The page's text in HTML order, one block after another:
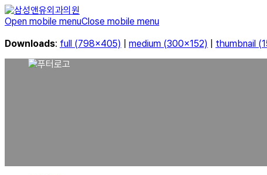
Open mobile menuClose mobile menu
Downloads: full (798x405) medium (300x152) thumbnail